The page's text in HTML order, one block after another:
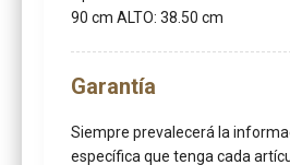
90 cm ALTO: 38.50 cm
Garantía
Siempre prevalecerá la
específica que tenga cada